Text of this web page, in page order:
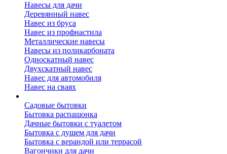
Навесы для дачи
Деревянный навес
Навес из бруса
Навес из профнастила
Металлические навесы
Навесы из поликарбоната
Односкатный навес
Двухскатный навес
Навес для автомобиля
Навес на сваях
Садовые бытовки
Бытовка распашонка
Дачные бытовки с туалетом
Бытовка с душем для дачи
Бытовка с верандой или террасой
Вагончики для дачи